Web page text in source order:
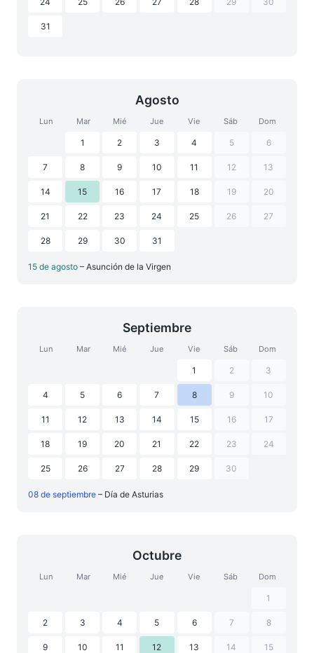
31
Agosto
Lun Mar Mié Jue Vie Sáb Dom
1 2 3 4 5 6
7 8 9 10 11 12 13
14 15 16 17 18 19 20
21 22 23 24 25 26 27
28 29 30 31
15 de agosto – Asunción de la Virgen
Septiembre
Lun Mar Mié Jue Vie Sáb Dom
1 2 3
4 5 6 7 8 9 10
11 12 13 14 15 16 17
18 19 20 21 22 23 24
25 26 27 28 29 30
08 de septiembre – Día de Asturias
Octubre
Lun Mar Mié Jue Vie Sáb Dom
1
2 3 4 5 6 7 8
9 10 11 12 13 14 15